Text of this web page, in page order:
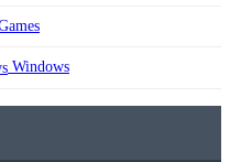
Windows